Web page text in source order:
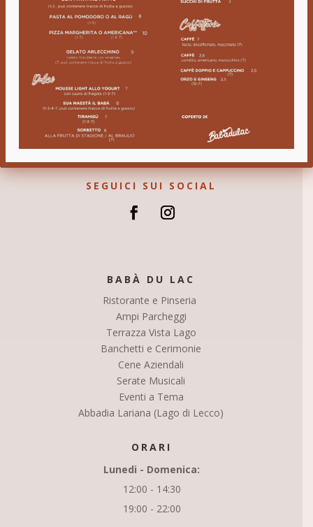
CONTATTI
0341 730966
391 1170892
351 338 1491
info@babadulac.com
Abbadia Lariana (LC) 23821
SEGUICI SUI SOCIAL
BABÀ DU LAC
Ristorante e Pinseria
Ampi Parcheggi
Terrazza Vista Lago
Banchetti e Cerimonie
Cene Aziendali
Serate Musicali
Eventi a Tema
Abbadia Lariana (Lago di Lecco)
ORARI
Lunedi - Domenica:
12:00 - 14:30
19:00 - 22:00